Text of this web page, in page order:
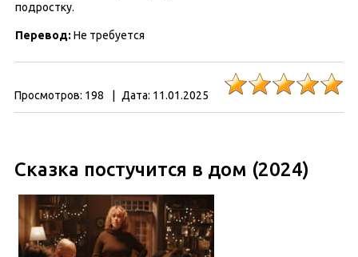
подростку.
Перевод: Не требуется
Просмотров: 198 Дата: 11.01.2025
Сказка постучится в дом (2024)